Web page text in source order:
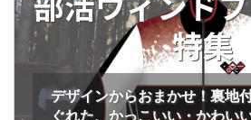
特集
デザインからおまかせ！裏地
ぐれた、かっこいい・かわい